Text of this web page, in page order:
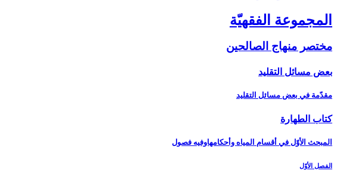
المجموعة الفقهيّة
مختصر منهاج الصالحين‏
بعض مسائل التقليد
مقدّمة في بعض مسائل التقليد
كتاب الطهارة
المبحث الأوّل في أقسام المياه وأحكامهاوفيه فصول‏
الفصل الأوّل‏